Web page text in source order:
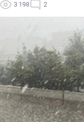
3 198 2